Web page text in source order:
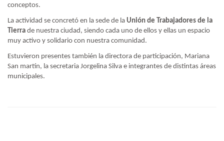
conceptos.
La actividad se concretó en la sede de la Unión de Trabajadores de la
Tierra de nuestra ciudad, siendo cada uno de ellos y ellas un espacio
muy activo y solidario con nuestra comunidad.
Estuvieron presentes también la directora de participación, Mariana
San martín, la secretaria Jorgelina Silva e integrantes de distintas áreas
municipales.